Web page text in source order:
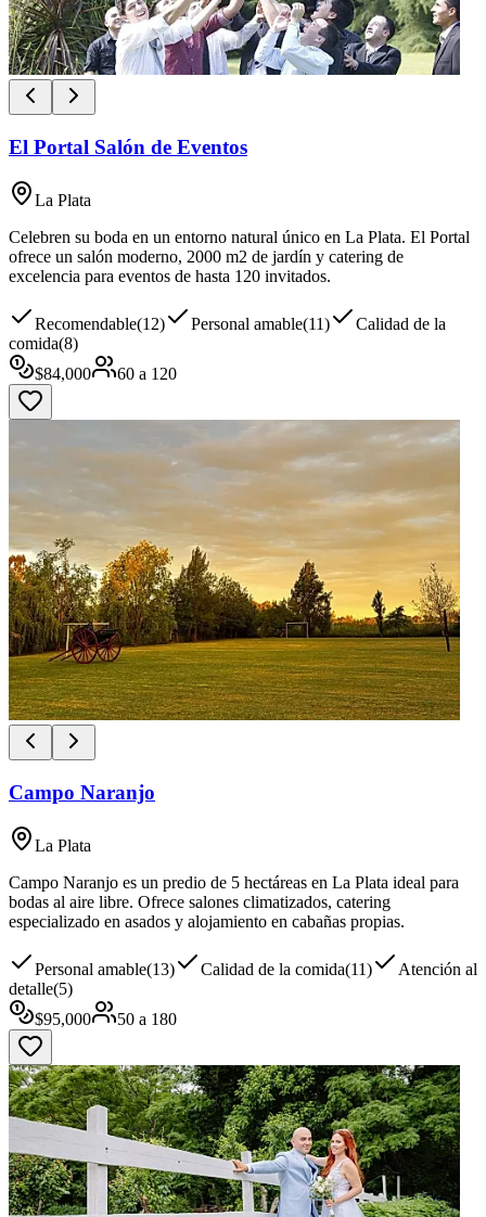
El Portal Salón de Eventos
La Plata
Celebren su boda en un entorno natural único en La Plata. El Portal
ofrece un salón moderno, 2000 m2 de jardín y catering de
excelencia para eventos de hasta 120 invitados.
Recomendable(12) Personal amable(11)
Calidad de la
comida(8)
$84,000 60 a 120
Campo Naranjo
La Plata
Campo Naranjo es un predio de 5 hectáreas en La Plata ideal para
bodas al aire libre. Ofrece salones climatizados, catering
especializado en asados y alojamiento en cabañas propias.
Personal amable(13) Calidad de la comida(11)
Atención al
detalle(5)
$95,000 50 a 180